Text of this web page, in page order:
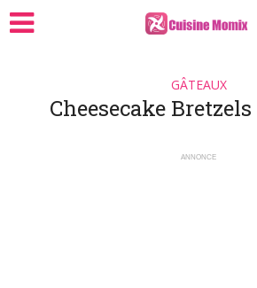
GÂTEAUX
Cheesecake
ANNONCE